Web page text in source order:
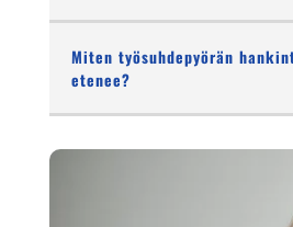
Miten työsuhdepyörän
etenee?